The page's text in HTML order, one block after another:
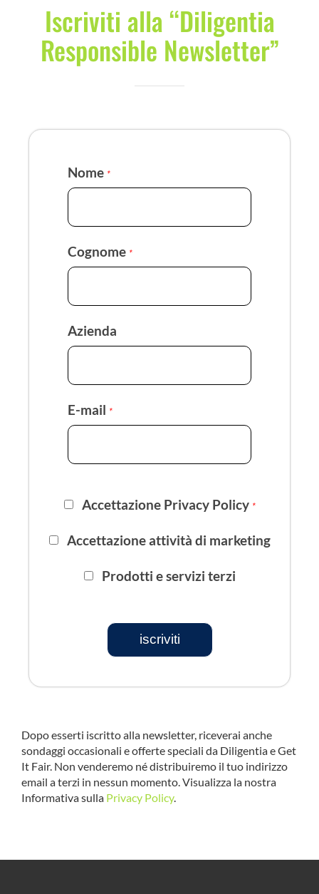
Iscriviti alla “Diligentia
Responsible Newsletter”
Nome *
Cognome *
Azienda
E-mail *
Accettazione Privacy Policy *
Accettazione attività di marketing
Prodotti e servizi terzi
iscriviti
Dopo esserti iscritto alla newsletter, riceverai anche
sondaggi occasionali e offerte speciali da Diligentia e Get
It Fair. Non venderemo né distribuiremo il tuo indirizzo
email a terzi in nessun momento. Visualizza la nostra
Informativa sulla Privacy Policy.